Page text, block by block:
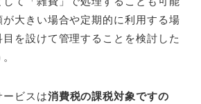
大きい場合や定期的に利用する場
を設けて管理することを検討した
ビスは消費税の課税対象ですの